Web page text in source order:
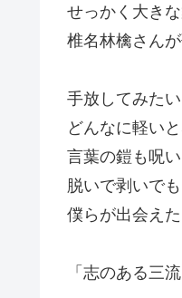
せっかく大き
椎名林檎さん
手放してみた
どんなに軽い
言葉の鎧も呪
脱いで剥いで
僕らが出会え
「志のある三